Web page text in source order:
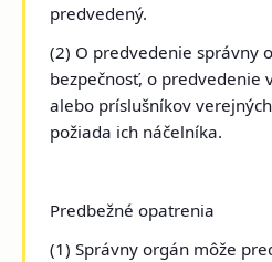
predvedený.
(2) O predvedenie správny
bezpečnosť, o predvedenie
alebo príslušníkov
požiada ich náčelníka.
Predbežné opatrenia
(1) Správny orgán môže